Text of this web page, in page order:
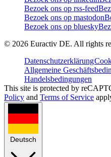
Bezoek ons op rss-feed
Bezoek ons op mastodon
Bezoek ons op bluesky
© 2026 Euractiv DE. All rights
Datenschutzerklärung
Allgemeine
Handelsbedingungen
This site is protected by
Policy and Terms of Service
Deutsch